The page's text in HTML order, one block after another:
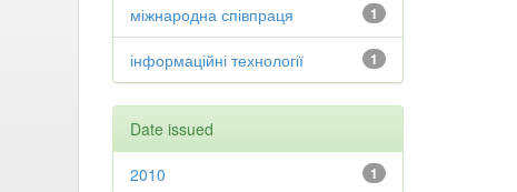
1
міжнародна співпраця
1
інформаційні технології
Date issued
1
2010